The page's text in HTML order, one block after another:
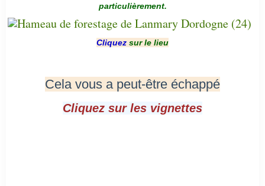
particulièrement.
Cliquez sur le lieu
Cela vous a peut-être échappé
Cliquez sur les vignettes